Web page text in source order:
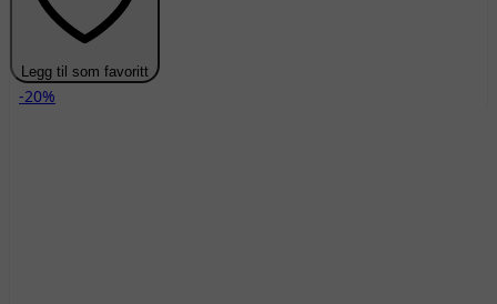
Legg til som favoritt
-20%